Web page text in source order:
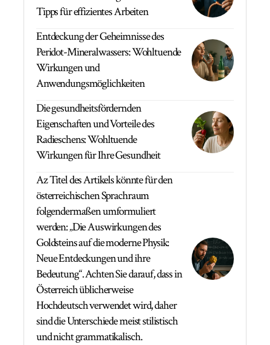
Tipps für effizientes Arbeiten
Entdeckung der Geheimnisse des
Peridot-Mineralwassers: Wohltuende
Wirkungen und
Anwendungsmöglichkeiten
Die gesundheitsfördernden
Eigenschaften und Vorteile des
Radieschens: Wohltuende
Wirkungen für Ihre Gesundheit
Az Titel des Artikels könnte für den
österreichischen Sprachraum
folgendermaßen umformuliert
werden: „Die Auswirkungen des
Goldsteins auf die moderne Physik:
Neue Entdeckungen und ihre
Bedeutung“. Achten Sie darauf, dass in
Österreich üblicherweise
Hochdeutsch verwendet wird, daher
sind die Unterschiede meist stilistisch
und nicht grammatikalisch.